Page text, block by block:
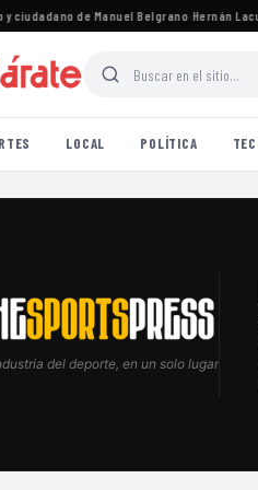
de Manuel Belgrano·Hernán
LOCAL POLÍTICA
del deporte, en un solo lugar